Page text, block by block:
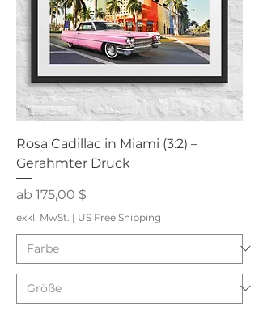
Rosa Cadillac in Miami (3:2) –
Gerahmter Druck
ab 175,00 $
Sale-Preis
exkl. MwSt. | US Free Shipping